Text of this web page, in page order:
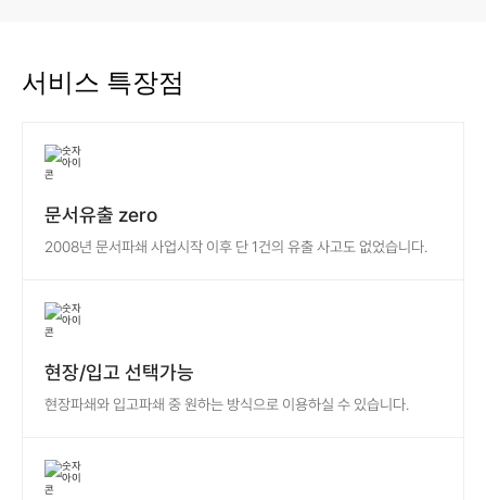
서비스 특장점
문서유출 zero
2008년 문서파쇄 사업시작 이후 단 1건의 유출 사고도 없었습니다.
현장/입고 선택가능
현장파쇄와 입고파쇄 중 원하는 방식으로 이용하실 수 있습니다.